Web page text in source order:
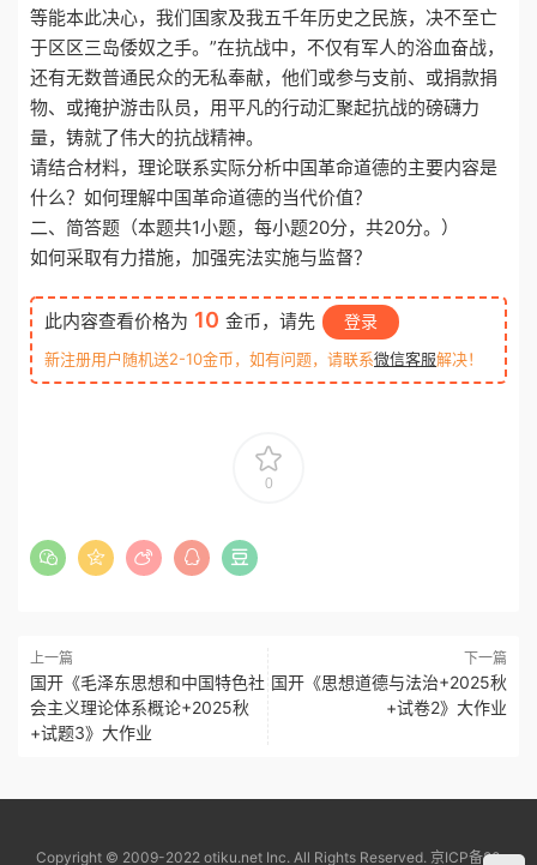
等能本此决心，我们国家及我五千年历史之民族，决不至亡
于区区三岛倭奴之手。”在抗战中，不仅有军人的浴血奋战，
还有无数普通民众的无私奉献，他们或参与支前、或捐款捐
物、或掩护游击队员，用平凡的行动汇聚起抗战的磅礴力
量，铸就了伟大的抗战精神。
请结合材料，理论联系实际分析中国革命道德的主要内容是
什么？如何理解中国革命道德的当代价值？
二、简答题（本题共1小题，每小题20分，共20分。）
如何采取有力措施，加强宪法实施与监督？
此内容查看价格为 10 金币，请先 登录
新注册用户随机送2-10金币，如有问题，请联系微信客服解决！
0
上一篇
国开《毛泽东思想和中国特色社
会主义理论体系概论+2025秋
+试题3》大作业
下一篇
国开《思想道德与法治+2025秋
+试卷2》大作业
Copyright © 2009-2022 otiku.net Inc. All Rights Reserved. 京ICP备20